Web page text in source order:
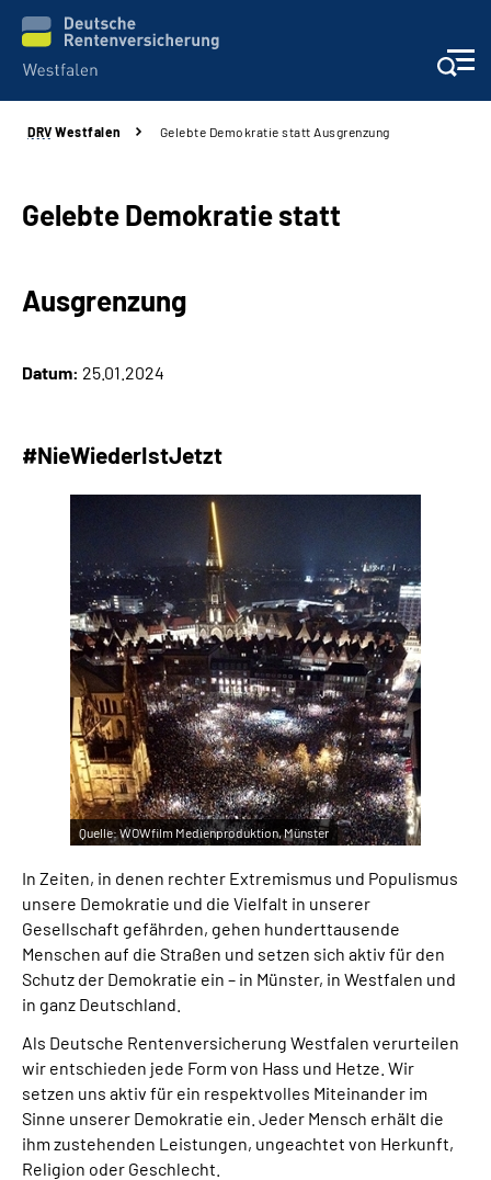
Kontakt und Beratung
Broschüren und mehr
Über uns
Inhalte in Gebärdensprache (DGS)
Leichte Sprache
Suche
Mein Kundenportal
DRV Westfalen Gelebte Demokratie statt Ausgrenzung
Gelebte Demokratie statt
Ausgrenzung
Datum: 25.01.2024
#NieWiederIstJetzt
Quelle:WOWfilm Medienproduktion, Münster
In Zeiten, in denen rechter Extremismus und Populismus
unsere Demokratie und die Vielfalt in unserer
Gesellschaft gefährden, gehen hunderttausende
Menschen auf die Straßen und setzen sich aktiv für den
Schutz der Demokratie ein – in Münster, in Westfalen und
in ganz Deutschland.
Als Deutsche Rentenversicherung Westfalen verurteilen
wir entschieden jede Form von Hass und Hetze. Wir
setzen uns aktiv für ein respektvolles Miteinander im
Sinne unserer Demokratie ein. Jeder Mensch erhält die
ihm zustehenden Leistungen, ungeachtet von Herkunft,
Religion oder Geschlecht.